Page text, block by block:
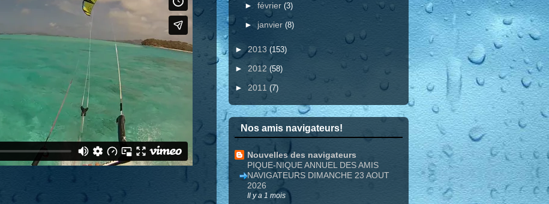
► février (3)
► janvier (8)
►2013 (153)
► 2012 (58)
► 2011 (7)
Nos amis navigateurs!
Nouvelles des navigateurs
PIQUE-NIQUE ANNUEL DES AMIS
NAVIGATEURS DIMANCHE 23 AOUT
2026
Il y a 1 mois